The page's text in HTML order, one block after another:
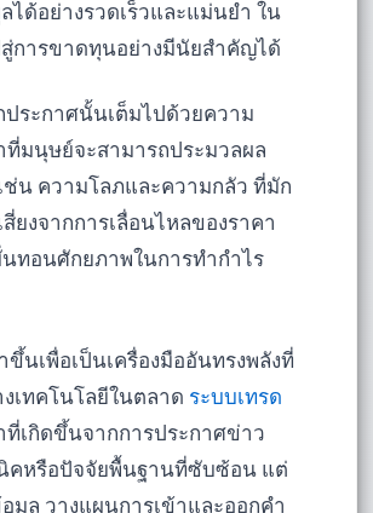
ด้อย่างรวดเร็วและแม่นยำ ใน
สู่การขาดทุนอย่างมีนัยสำคัญได้
ประกาศนั้นเต็มไปด้วยความ
ที่มนุษย์จะสามารถประมวลผล
น ความโลภและความกลัว ที่มัก
ยงจากการเลื่อนไหลของราคา
ทอนศักยภาพในการทำกำไร
นเพื่อเป็นเครื่องมืออันทรงพลังที่
เทคโนโลยีในตลาด ระบบเทรด
ที่เกิดขึ้นจากการประกาศข่าว
นิคหรือปัจจัยพื้นฐานที่ซับซ้อน แต่
มูล วางแผนการเข้าและออกคำ